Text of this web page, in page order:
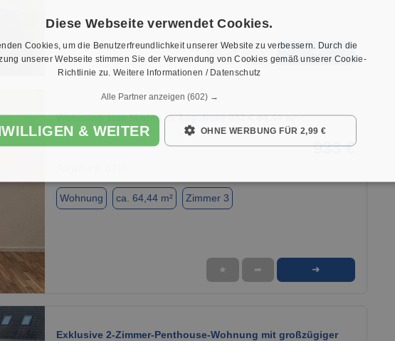
1 / 1
1 / 1
Wohnung zum Mieten in Augsburg 933 € 64.44 m²
933 €
Wohnung ca. 64,44 m² Zimmer 3
★ ➦ ➜
Exklusive 2-Zimmer-Penthouse-Wohnung mit großzügiger
Diese Webseite verwendet Cookies.
Cookies, um die Benutzerfreundlichkeit unserer Website zu verbessern. Durch die
unserer Webseite stimmen Sie der Verwendung von Cookies gemäß unserer Cookie-
Richtlinie zu. Weitere Informationen / Datenschutz
Alle Partner anzeigen (602) →
& WEITER OHNE WERBUNG FÜR 2,99 €